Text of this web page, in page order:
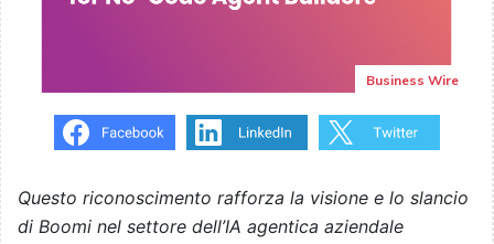
Business Wire
Questo riconoscimento rafforza la visione e lo slancio
di Boomi nel settore dell’IA agentica aziendale